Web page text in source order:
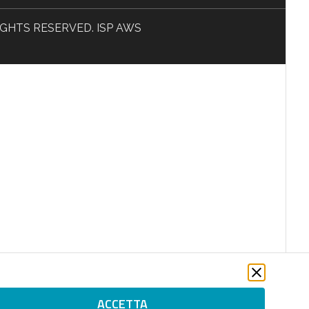
ACCETTA
RESERVED. ISP AWS